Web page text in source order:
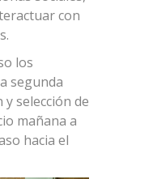
con
los
segunda
selección de
mañana a
hacia el